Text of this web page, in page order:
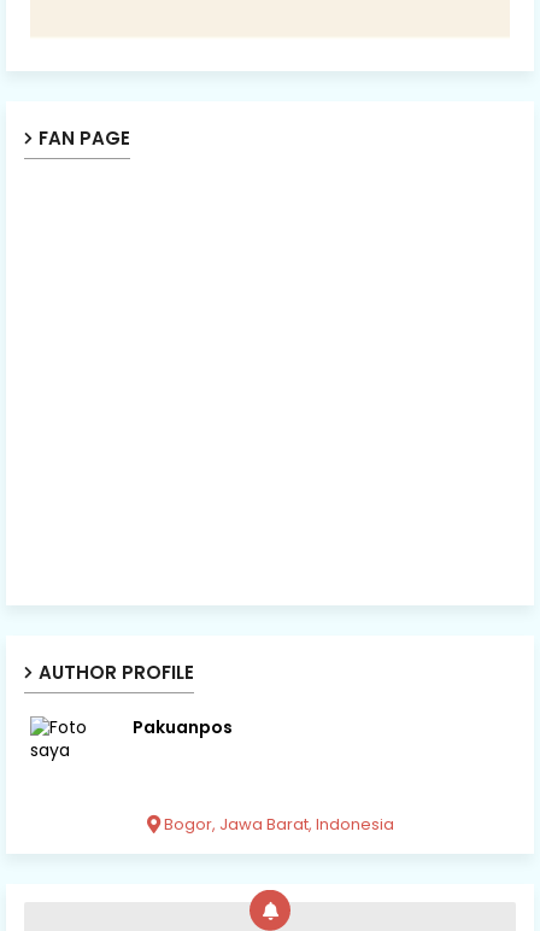
FAN PAGE
AUTHOR PROFILE
Pakuanpos
Bogor, Jawa Barat, Indonesia